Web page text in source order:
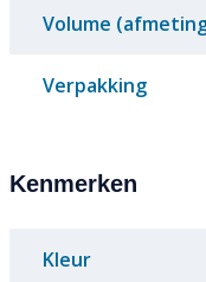
Volume
Verpakking
Kenmerken
Kleur